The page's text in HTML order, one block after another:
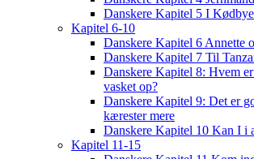
Danskere Kapitel 5 I
Kapitel 6-10
Danskere Kapitel 6 Annette
Danskere Kapitel 7 Til
Danskere Kapitel 8: Hvem
vasket op?
Danskere Kapitel 9: Det er
kærester mere
Danskere Kapitel 10 Kan I i
Kapitel 11-15